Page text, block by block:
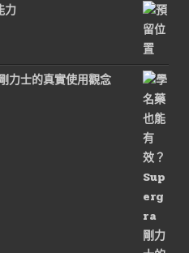
力
士的真實使用觀念